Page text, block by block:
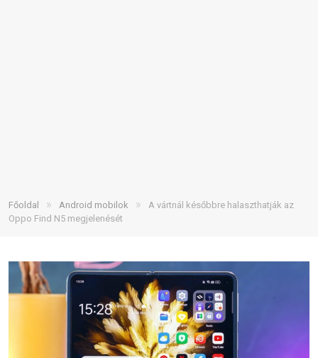
Főoldal » Android mobilok »
A vártnál későbbre halaszthatják az
Oppo Find N5 megjelenését